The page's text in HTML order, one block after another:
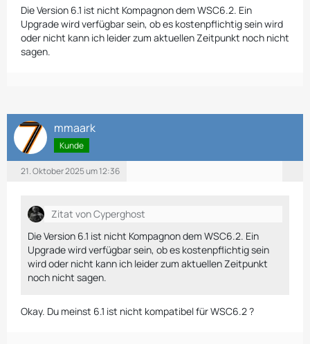
Die Version 6.1 ist nicht Kompagnon dem WSC6.2. Ein
Upgrade wird verfügbar sein, ob es kostenpflichtig sein wird
oder nicht kann ich leider zum aktuellen Zeitpunkt noch nicht
sagen.
mmaark
Kunde
21. Oktober 2025 um 12:36
Zitat von Cyperghost
Die Version 6.1 ist nicht Kompagnon dem WSC6.2. Ein
Upgrade wird verfügbar sein, ob es kostenpflichtig sein
wird oder nicht kann ich leider zum aktuellen Zeitpunkt
noch nicht sagen.
Okay. Du meinst 6.1 ist nicht kompatibel für WSC6.2 ?